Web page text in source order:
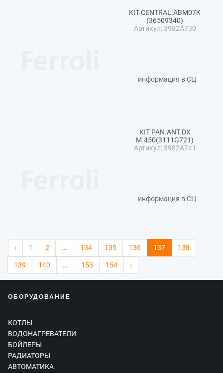
KIT CENTRAL.ABM07K
(36509340)
Артикул: 3982A730
информация в СЦ
KIT PAN.ANT.DX
M.450(3111G721)
Артикул: 3982A741
информация в СЦ
‹ 1 2 ... 134 135 136 137 138
139 140 ... 153 154 ›
ОБОРУДОВАНИЕ
КОТЛЫ
ВОДОНАГРЕВАТЕЛИ
БОЙЛЕРЫ
РАДИАТОРЫ
АВТОМАТИКА